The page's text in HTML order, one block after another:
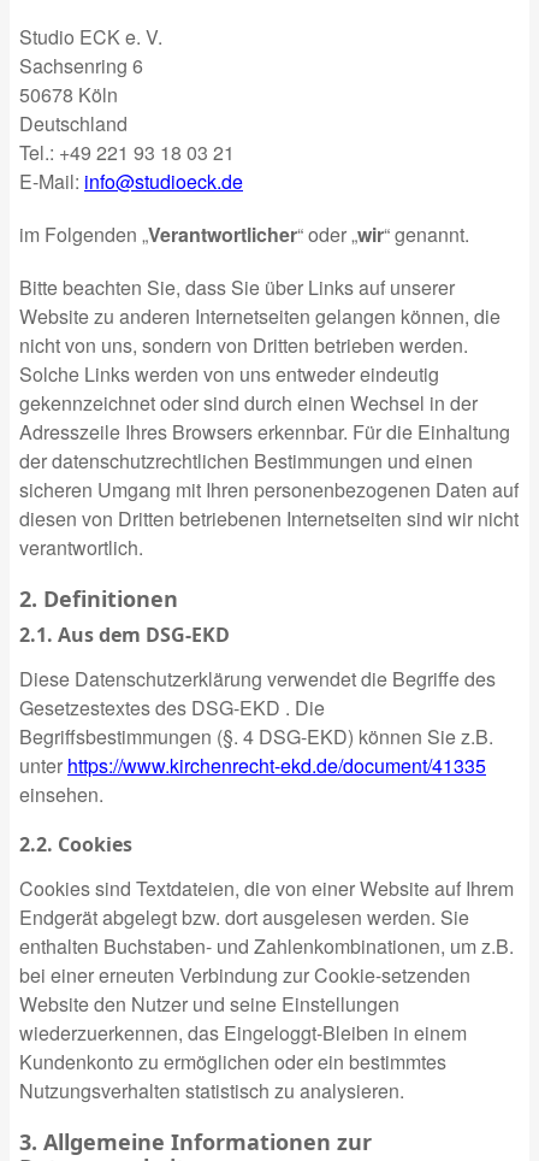
Studio ECK e. V.
Sachsenring 6
50678 Köln
Deutschland
Tel.: +49 221 93 18 03 21
E-Mail: info@studioeck.de
im Folgenden „Verantwortlicher“ oder „wir“ genannt.
Bitte beachten Sie, dass Sie über Links auf unserer
Website zu anderen Internetseiten gelangen können, die
nicht von uns, sondern von Dritten betrieben werden.
Solche Links werden von uns entweder eindeutig
gekennzeichnet oder sind durch einen Wechsel in der
Adresszeile Ihres Browsers erkennbar. Für die Einhaltung
der datenschutzrechtlichen Bestimmungen und einen
sicheren Umgang mit Ihren personenbezogenen Daten auf
diesen von Dritten betriebenen Internetseiten sind wir nicht
verantwortlich.
2. Definitionen
2.1. Aus dem DSG-EKD
Diese Datenschutzerklärung verwendet die Begriffe des
Gesetzestextes des DSG-EKD . Die
Begriffsbestimmungen (§. 4 DSG-EKD) können Sie z.B.
unter https://www.kirchenrecht-ekd.de/document/41335
einsehen.
2.2. Cookies
Cookies sind Textdateien, die von einer Website auf Ihrem
Endgerät abgelegt bzw. dort ausgelesen werden. Sie
enthalten Buchstaben- und Zahlenkombinationen, um z.B.
bei einer erneuten Verbindung zur Cookie-setzenden
Website den Nutzer und seine Einstellungen
wiederzuerkennen, das Eingeloggt-Bleiben in einem
Kundenkonto zu ermöglichen oder ein bestimmtes
Nutzungsverhalten statistisch zu analysieren.
3. Allgemeine Informationen zur